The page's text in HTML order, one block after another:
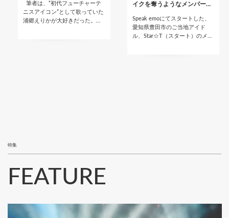
筆者は、“初代フューチャーテ
ニスアイコン”として歌っていた
浦郷えりかが大好きだった。…
イクを奪うようなメンバー…
Speak emoにてスタートした、
愛知県豊田市のご当地アイド
ル、Star☆T（スタート）のメ…
特集
FEATURE